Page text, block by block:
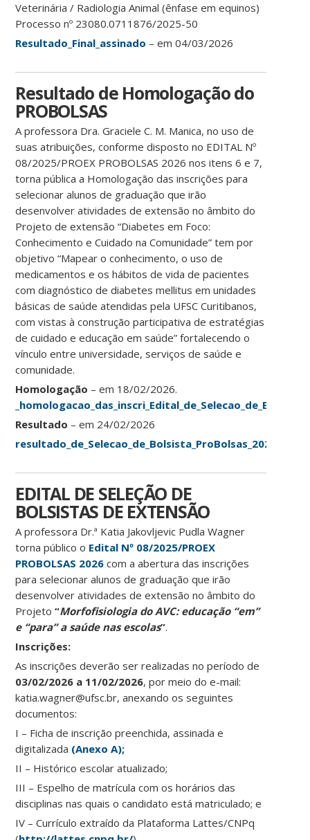
Veterinária / Radiologia Animal (ênfase em equinos)
Processo nº 23080.0711876/2025-50
Resultado_Final_assinado – em 04/03/2026
Resultado de Homologação do
PROBOLSAS
A professora Dra. Graciele C. M. Manica, no uso de
suas atribuições, conforme disposto no EDITAL Nº
08/2025/PROEX PROBOLSAS 2026 nos itens 6 e 7,
torna pública a Homologação das inscrições para
selecionar alunos de graduação que irão
desenvolver atividades de extensão no âmbito do
Projeto de extensão “Diabetes em Foco:
Conhecimento e Cuidado na Comunidade” tem por
objetivo “Mapear o conhecimento, o uso de
medicamentos e os hábitos de vida de pacientes
com diagnóstico de diabetes mellitus em unidades
básicas de saúde atendidas pela UFSC Curitibanos,
com vistas à construção participativa de estratégias
de cuidado e educação em saúde” fortalecendo o
vínculo entre universidade, serviços de saúde e
comunidade.
Homologação – em 18/02/2026.
Resultado – em 24/02/2026
EDITAL DE SELEÇÃO DE
BOLSISTAS DE EXTENSÃO
A professora Dr.ª Katia Jakovljevic Pudla Wagner
torna público o Edital Nº 08/2025/PROEX
PROBOLSAS 2026 com a abertura das inscrições
para selecionar alunos de graduação que irão
desenvolver atividades de extensão no âmbito do
Projeto“Morfofisiologia do AVC: educação “em”
e “para” a saúde nas escolas”.
Inscrições:
As inscrições deverão ser realizadas no período de
03/02/2026 a 11/02/2026, por meio do e-mail:
katia.wagner@ufsc.br, anexando os seguintes
documentos:
I – Ficha de inscrição preenchida, assinada e
digitalizada (Anexo A);
II – Histórico escolar atualizado;
III – Espelho de matrícula com os horários das
disciplinas nas quais o candidato está matriculado; e
IV – Currículo extraído da Plataforma Lattes/CNPq